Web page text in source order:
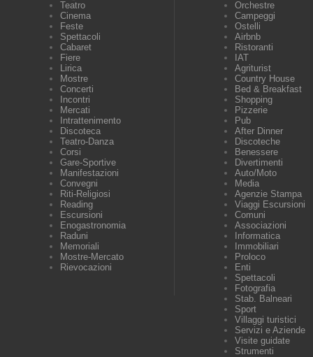
Teatro
Cinema
Feste
Spettacoli
Cabaret
Fiere
Lirica
Mostre
Concerti
Incontri
Mercati
Intrattenimento
Discoteca
Teatro-Danza
Corsi
Gare-Sportive
Manifestazioni
Convegni
Riti-Religiosi
Reading
Escursioni
Enogastronomia
Raduni
Memoriali
Mostre-Mercato
Rievocazioni
Orchestre
Campeggi
Ostelli
Airbnb
Ristoranti
IAT
Agriturist
Country House
Bed & Breakfast
Shopping
Pizzerie
Pub
After Dinner
Discoteche
Benessere
Divertimenti
Auto/Moto
Media
Agenzie Stampa
Viaggi Escursioni
Comuni
Associazioni
Informatica
Immobiliari
Proloco
Enti
Spettacoli
Fotografia
Stab. Balneari
Sport
Villaggi turistici
Servizi e Aziende
Visite guidate
Strumenti